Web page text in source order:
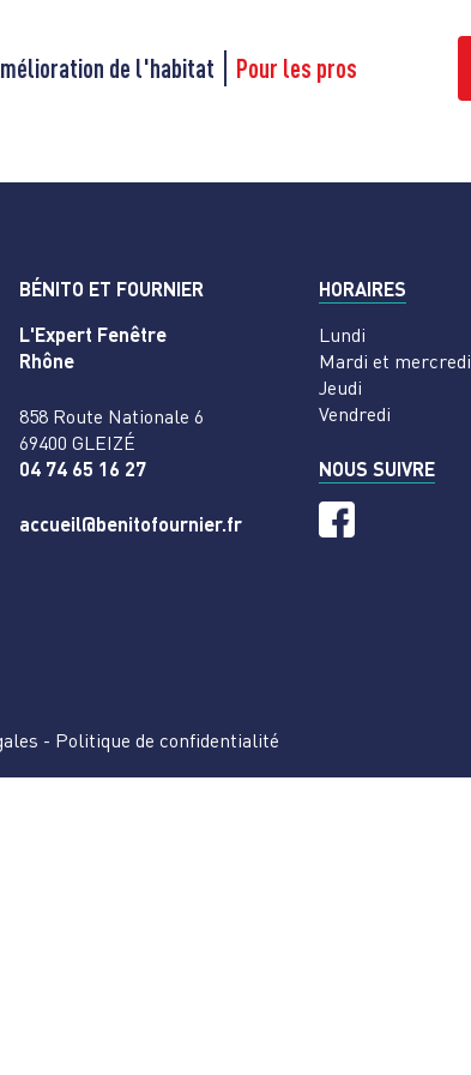
de l'habitat Pour les pros
BÉNITO ET FOURNIER
L'Expert Fenêtre
Rhône
858 Route Nationale 6
69400 GLEIZÉ
04 74 65 16 27
accueil@benitofournier.fr
HORAIRES
Lundi
Mardi et mercredi
Jeudi
Vendredi
NOUS SUIVRE
- Politique de confidentialité